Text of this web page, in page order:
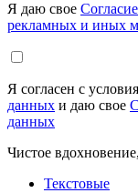
Я даю свое
рекламных и иных
Я согласен с
данных и даю свое
данных
Чистое
Текстовые